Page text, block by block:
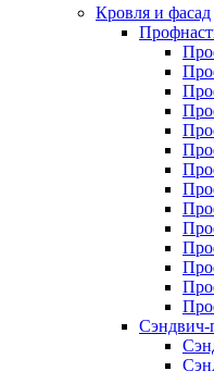
Кровля и фасад
Сэндвич-